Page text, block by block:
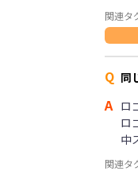
関連タ
Q 同
A ロ
ロ
中
関連タ